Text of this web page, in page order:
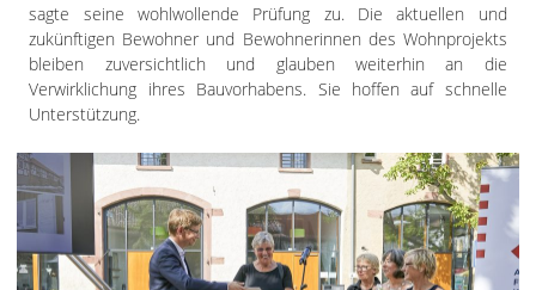
sagte seine wohlwollende Prüfung zu. Die aktuellen und
zukünftigen Bewohner und Bewohnerinnen des Wohnprojekts
bleiben zuversichtlich und glauben weiterhin an die
Verwirklichung ihres Bauvorhabens. Sie hoffen auf schnelle
Unterstützung.